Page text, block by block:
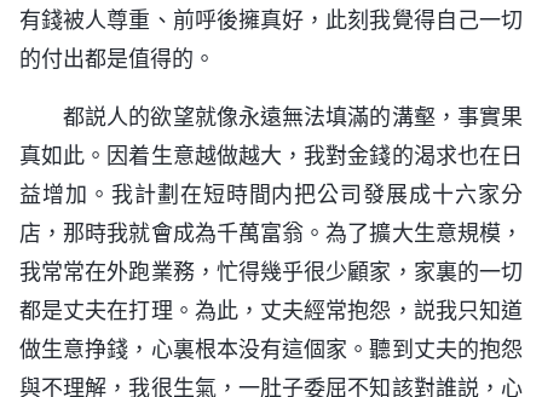
有錢被人尊重、前呼後擁真好，此刻我覺得自己一切
的付出都是值得的。
都説人的欲望就像永遠無法填滿的溝壑，事實果
真如此。因着生意越做越大，我對金錢的渴求也在日
益增加。我計劃在短時間内把公司發展成十六家分
店，那時我就會成為千萬富翁。為了擴大生意規模，
我常常在外跑業務，忙得幾乎很少顧家，家裏的一切
都是丈夫在打理。為此，丈夫經常抱怨，説我只知道
做生意挣錢，心裏根本没有這個家。聽到丈夫的抱怨
與不理解，我很生氣，一肚子委屈不知該對誰説，心